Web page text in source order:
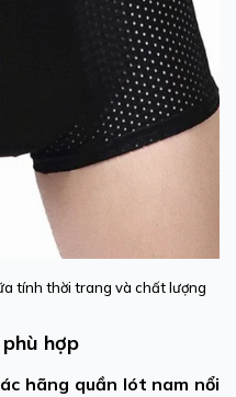
tính thời trang và chất lượng
hợp
hãng quần lót nam nổi